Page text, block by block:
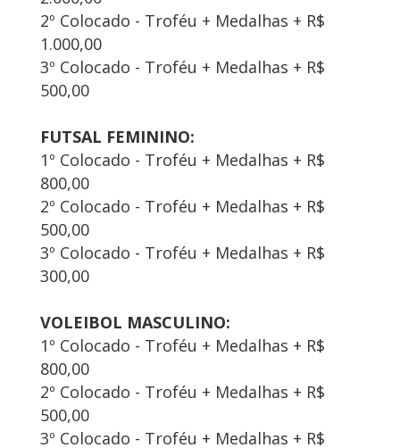
2º Colocado - Troféu + Medalhas + R$
1.000,00
3º Colocado - Troféu + Medalhas + R$
500,00
FUTSAL FEMININO:
1º Colocado - Troféu + Medalhas + R$
800,00
2º Colocado - Troféu + Medalhas + R$
500,00
3º Colocado - Troféu + Medalhas + R$
300,00
VOLEIBOL MASCULINO:
1º Colocado - Troféu + Medalhas + R$
800,00
2º Colocado - Troféu + Medalhas + R$
500,00
3º Colocado - Troféu + Medalhas + R$